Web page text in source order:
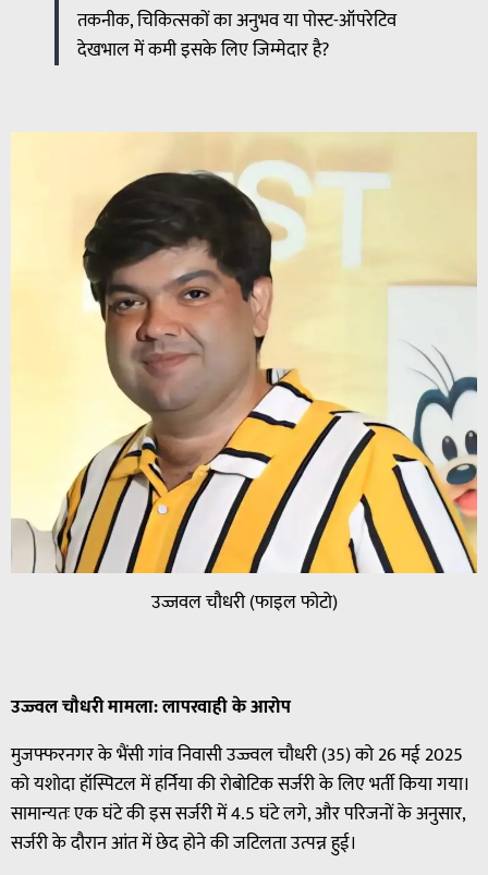
तकनीक, चिकित्सकों का अनुभव या पोस्ट-ऑपरेटिव
देखभाल में कमी इसके लिए जिम्मेदार है?
उज्जवल चौधरी (फाइल फोटो)
उज्ज्वलचौधरीमामला:लापरवाहीकेआरोप
मुजफ्फरनगर के भैंसी गांव निवासी उज्ज्वल चौधरी (35) को 26 मई 2025
को यशोदा हॉस्पिटल में हर्निया की रोबोटिक सर्जरी के लिए भर्ती किया गया।
सामान्यतः एक घंटे की इस सर्जरी में 4.5 घंटे लगे, और परिजनों के अनुसार,
सर्जरी के दौरान आंत में छेद होने की जटिलता उत्पन्न हुई।